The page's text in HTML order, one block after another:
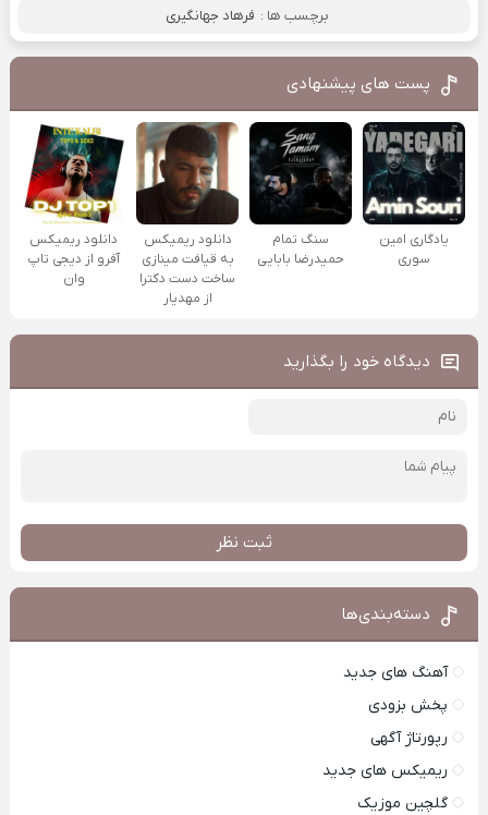
برچسب ها : فرهاد جهانگیری
پست های پیشنهادی
یادگاری امین
سوری
سنگ تمام
حمیدرضا بابایی
دانلود ریمیکس
به قیافت مینازی
ساخت دست دکترا
از مهدیار
دانلود ریمیکس
آفرو از ديجی تاپ
وان
دیدگاه خود را بگذارید
ثبت نظر
دسته‌بندی‌ها
آهنگ های جدید
پخش بزودی
رپورتاژ آگهی
ریمیکس های جدید
گلچین موزیک